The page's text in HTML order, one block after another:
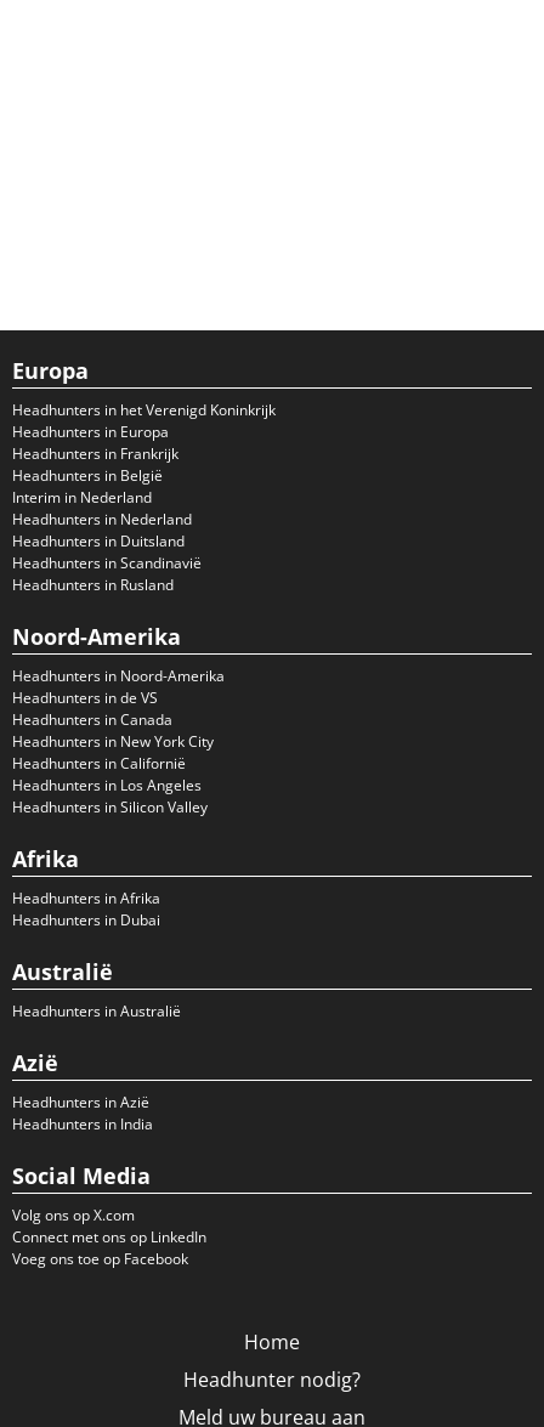
Europa
Headhunters in het Verenigd Koninkrijk
Headhunters in Europa
Headhunters in Frankrijk
Headhunters in België
Interim in Nederland
Headhunters in Nederland
Headhunters in Duitsland
Headhunters in Scandinavië
Headhunters in Rusland
Noord-Amerika
Headhunters in Noord-Amerika
Headhunters in de VS
Headhunters in Canada
Headhunters in New York City
Headhunters in Californië
Headhunters in Los Angeles
Headhunters in Silicon Valley
Afrika
Headhunters in Afrika
Headhunters in Dubai
Australië
Headhunters in Australië
Azië
Headhunters in Azië
Headhunters in India
Social Media
Volg ons op X.com
Connect met ons op LinkedIn
Voeg ons toe op Facebook
Home
Headhunter nodig?
Meld uw bureau aan